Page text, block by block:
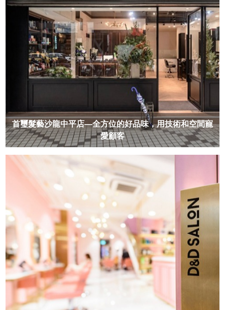
首璽髮藝沙龍中平店—全方位的好品味，用技術和空間寵
愛顧客